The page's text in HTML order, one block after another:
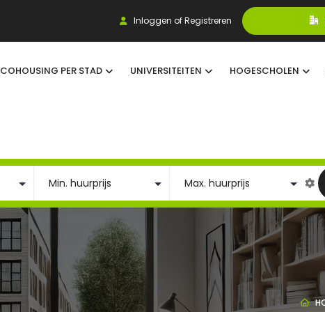
Inloggen of Registreren
COHOUSING PER STAD UNIVERSITEITEN HOGESCHOLEN